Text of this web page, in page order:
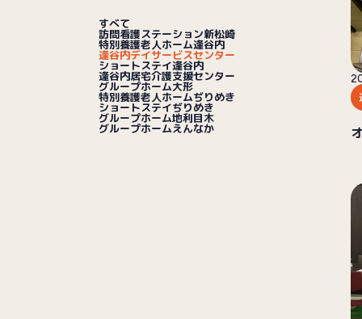
すべて
訪問看護ステーション新松崎
特別養護老人ホーム逢谷内
逢谷内デイサービスセンター
ショートステイ逢谷内
逢谷内居宅介護支援センター
グループホーム大形
特別養護老人ホームぢりめき
ショートステイぢりめき
グループホーム地利目木
グループホームえんなか